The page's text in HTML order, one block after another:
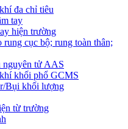
đa chỉ tiêu
tay
hiện trường
cục bộ; rung toàn thân;
nguyên tử AAS
khối phổ GCMS
Bụi khối lượng
từ trường